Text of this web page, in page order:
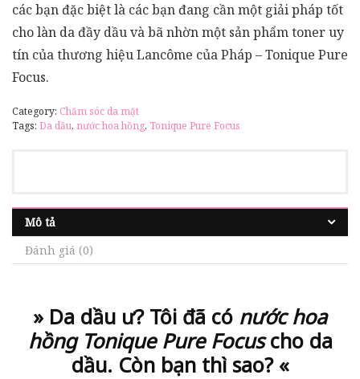
các bạn đặc biệt là các bạn đang cần một giải pháp tốt
cho làn da đầy dầu và bã nhờn một sản phẩm toner uy
tín của thương hiệu Lancôme của Pháp – Tonique Pure
Focus.
Category: Chăm sóc da mặt
Tags: Da dầu, nước hoa hồng, Tonique Pure Focus
Mô tả
Đánh giá (0)
» Da dầu ư? Tôi đã có nước hoa
hồng Tonique Pure Focuscho da
dầu. Còn bạn thì sao? «